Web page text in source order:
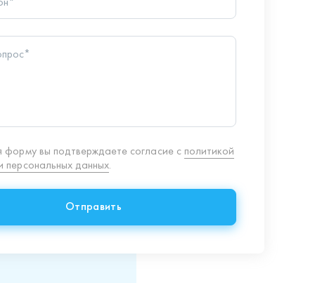
персональных данных